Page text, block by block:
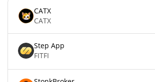
CATX
CATX
Step App
FITFI